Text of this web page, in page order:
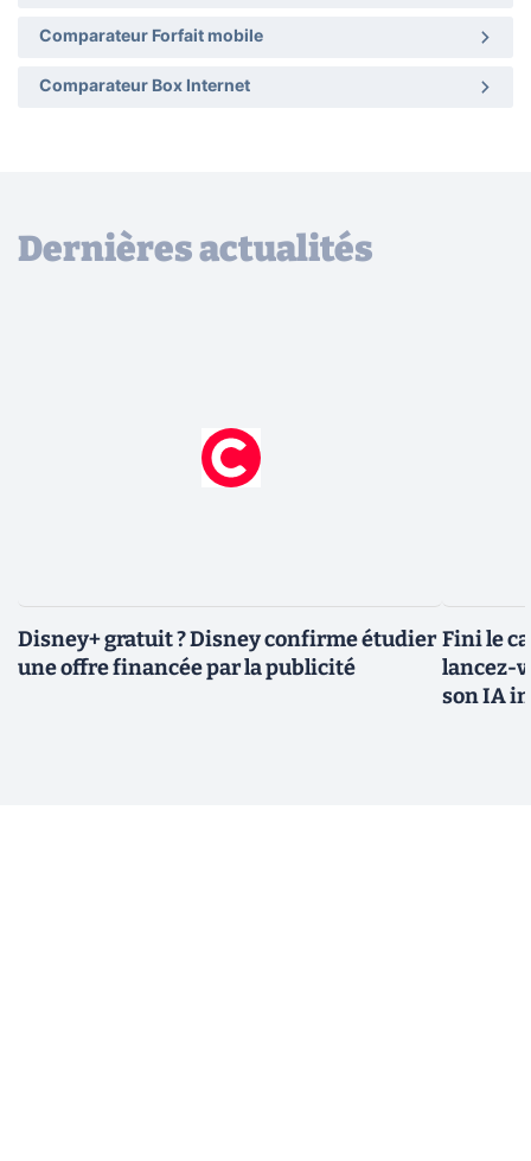
Comparateur Forfait mobile
Comparateur Box Internet
Dernières actualités
Disney+ gratuit ? Disney confirme étudier
une offre financée par la publicité
Fini le
lancez-
son IA